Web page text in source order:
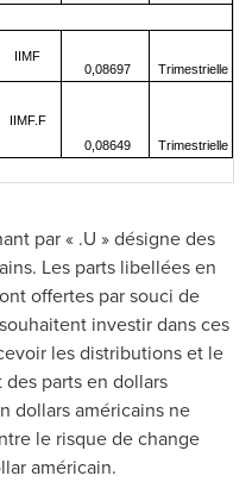
IIMF
0,08697
Trimestrielle
IIMF.F
0,08649
Trimestrielle
par « .U » désigne des
Les parts libellées en
offertes par souci de
investir dans ces
les distributions et le
parts en dollars
dollars américains ne
le risque de change
américain.